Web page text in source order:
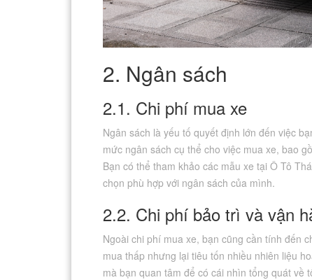
2. Ngân sách
2.1. Chi phí mua xe
Ngân sách là yếu tố quyết định lớn đến việc
mức ngân sách cụ thể cho việc mua xe, bao
Bạn có thể tham khảo các mẫu xe tại Ô Tô
chọn phù hợp với ngân sách của mình.
2.2. Chi phí bảo trì và vận
Ngoài chi phí mua xe, bạn cũng cần tính đến
mua thấp nhưng lại tiêu tốn nhiều nhiên liệu
mà bạn quan tâm để có cái nhìn tổng quát về